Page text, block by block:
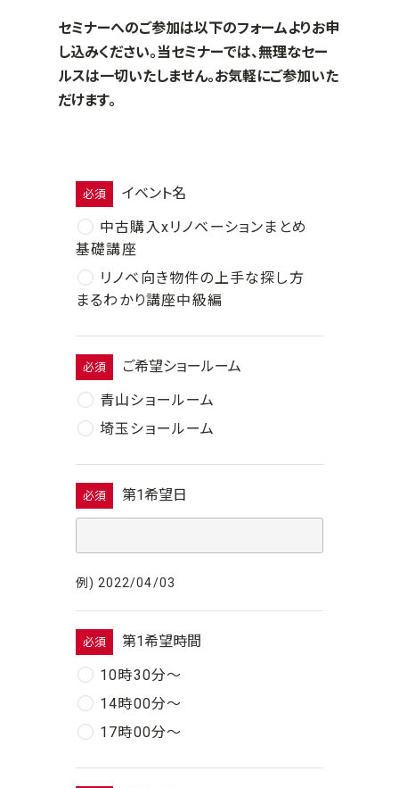
セミナーへのご参加は以下のフォームよりお申
し込みください。当セミナーでは、無理なセー
ルスは一切いたしません。お気軽にご参加いた
だけます。
必須
イベント名
中古購入xリノベーションまとめ
基礎講座
リノベ向き物件の上手な探し方
まるわかり講座中級編
必須
ご希望ショールーム
青山ショールーム
埼玉ショールーム
必須 第1希望日
例) 2022/04/03
必須
第1希望時間
10時30分〜
14時00分〜
17時00分〜